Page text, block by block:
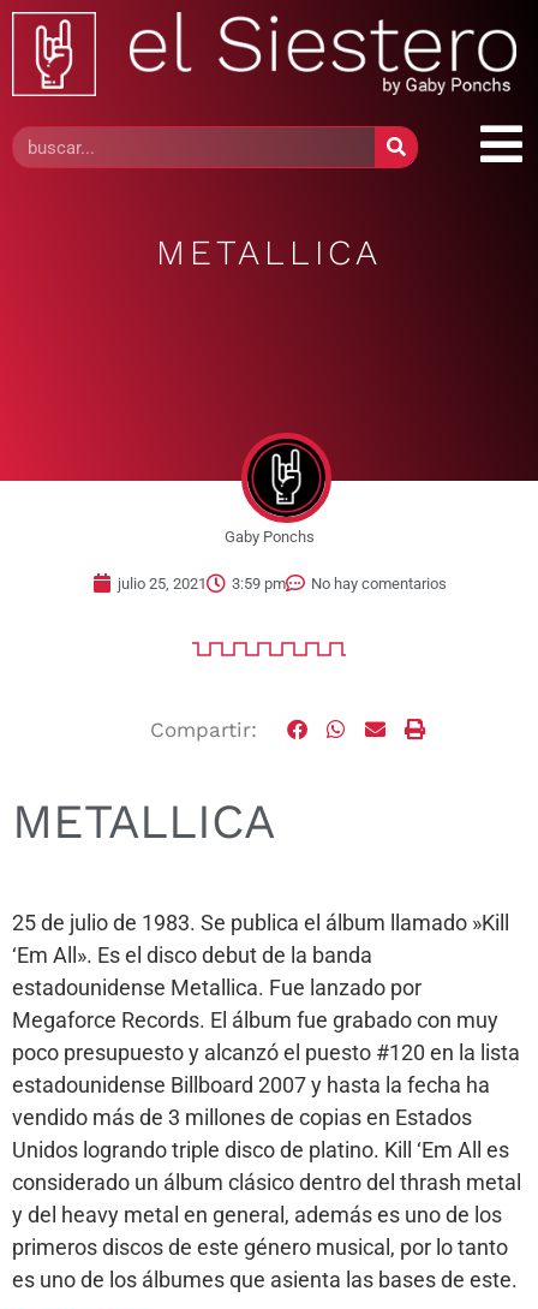
METALLICA
Gaby Ponchs
julio 25, 2021 3:59 pm No hay comentarios
Compartir:
METALLICA
25 de julio de 1983. Se publica el álbum llamado »Kill
‘Em All». Es el disco debut de la banda
estadounidense Metallica. Fue lanzado por
Megaforce Records. El álbum fue grabado con muy
poco presupuesto y alcanzó el puesto #120 en la lista
estadounidense Billboard 2007 y hasta la fecha ha
vendido más de 3 millones de copias en Estados
Unidos logrando triple disco de platino. Kill ‘Em All es
considerado un álbum clásico dentro del thrash metal
y del heavy metal en general, además es uno de los
primeros discos de este género musical, por lo tanto
es uno de los álbumes que asienta las bases de este.